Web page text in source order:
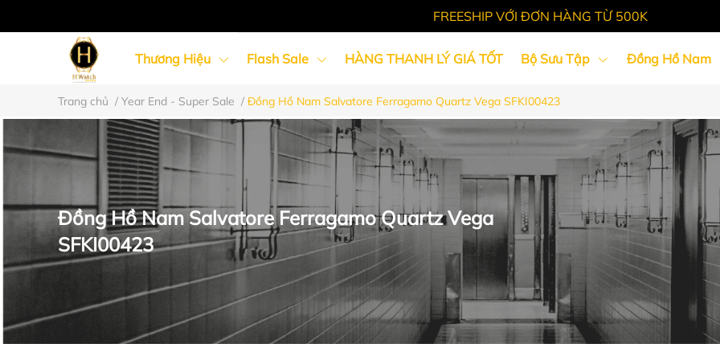
FREESHIP VỚI ĐƠN HÀNG TỪ 500K
Thương Hiệu Flash Sale HÀNG THANH LÝ GIÁ TỐT Bộ Sưu Tập Đồng Hồ Nam
Đồng Hồ Nữ Đồng Hồ Cặp Đôi Tin Tức
Trang chủ / Year End - Super Sale / Đồng Hồ Nam Salvatore Ferragamo Quartz Vega SFKI00423
Đồng Hồ Nam Salvatore Ferragamo Quartz Vega
SFKI00423